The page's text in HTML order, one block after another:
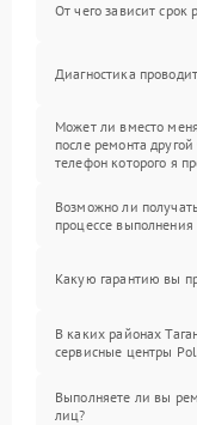
От чего зависит срок
Диагностика
Может ли вместо
после ремонта
телефон которого я
Возможно ли
процессе
Какую гарантию вы
В каких районах
сервисные центры
Выполняете ли вы
лиц?